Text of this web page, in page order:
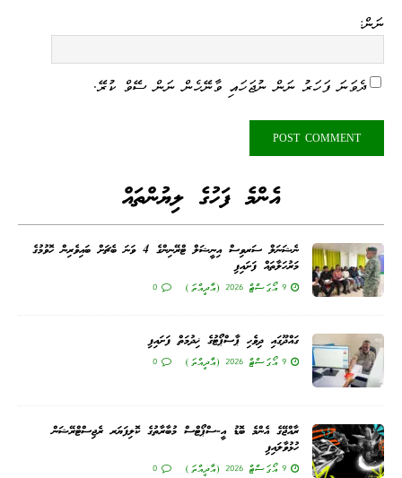
ނަން:
ދެވަނަ ފަހަރު ނަން ނުޖަހައި ވާނޭހެން ނަން ސޭވް ކުރޭ.
އެންމެ ފަހުގެ ލިޔުންތައް
ނެޝަނަލް ސަރވިސް އިނީޝަލް ޓްރޭނިންގެ 4 ވަނަ ބެޗަށް ބައިވެރިން ހޮވުމުގެ
މަރުހަލާތައް ފަށައިފި
9 އޯގަސްޓް 2026 (އާދީއްތަ) 0
ގައްދޫގައި ދިވެހި ޕާސްޕޯޓުގެ ޚިދުމަތް ފަށައިފި
9 އޯގަސްޓް 2026 (އާދީއްތަ) 0
ރާއްޖޭގެ އެންމެ ބޮޑު އީ-ސްޕޯޓްސް މުބާރާތުގެ ކޮލިފަޔަރ ރެޖިސްޓްރޭޝަން
ހުޅުވާލައިފި
9 އޯގަސްޓް 2026 (އާދީއްތަ) 0